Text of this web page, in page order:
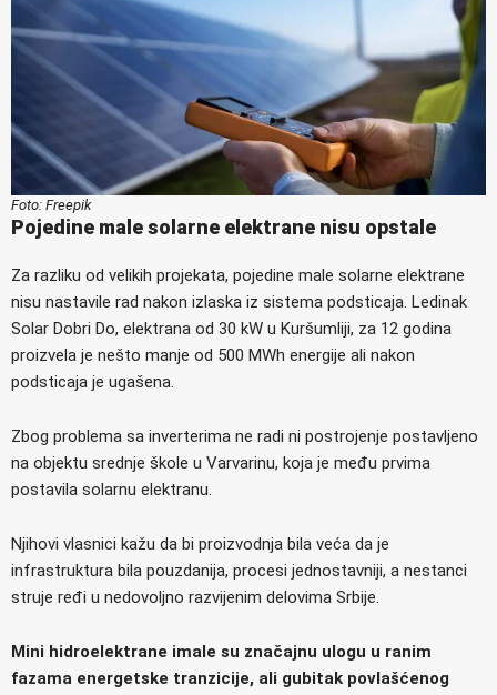
Foto: Freepik
Pojedine male solarne elektrane nisu opstale
Za razliku od velikih projekata, pojedine male solarne elektrane
nisu nastavile rad nakon izlaska iz sistema podsticaja. Ledinak
Solar Dobri Do, elektrana od 30 kW u Kuršumliji, za 12 godina
proizvela je nešto manje od 500 MWh energije ali nakon
podsticaja je ugašena.
Zbog problema sa inverterima ne radi ni postrojenje postavljeno
na objektu srednje škole u Varvarinu, koja je među prvima
postavila solarnu elektranu.
Njihovi vlasnici kažu da bi proizvodnja bila veća da je
infrastruktura bila pouzdanija, procesi jednostavniji, a nestanci
struje ređi u nedovoljno razvijenim delovima Srbije.
Mini hidroelektrane imale su značajnu ulogu u ranim
fazama energetske tranzicije, ali gubitak povlašćenog